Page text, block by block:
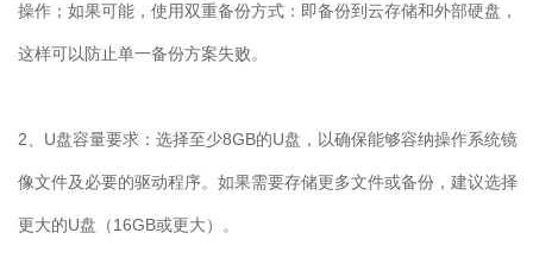
操作；如果可能，使用双重备份方式：即备份到云存储和外部硬盘，
这样可以防止单一备份方案失败。
2、 U盘容量要求：选择至少8GB的U盘，以确保能够容纳操作系统镜
像文件及必要的驱动程序。如果需要存储更多文件或备份，建议选择
更大的U盘（16GB或更大）。